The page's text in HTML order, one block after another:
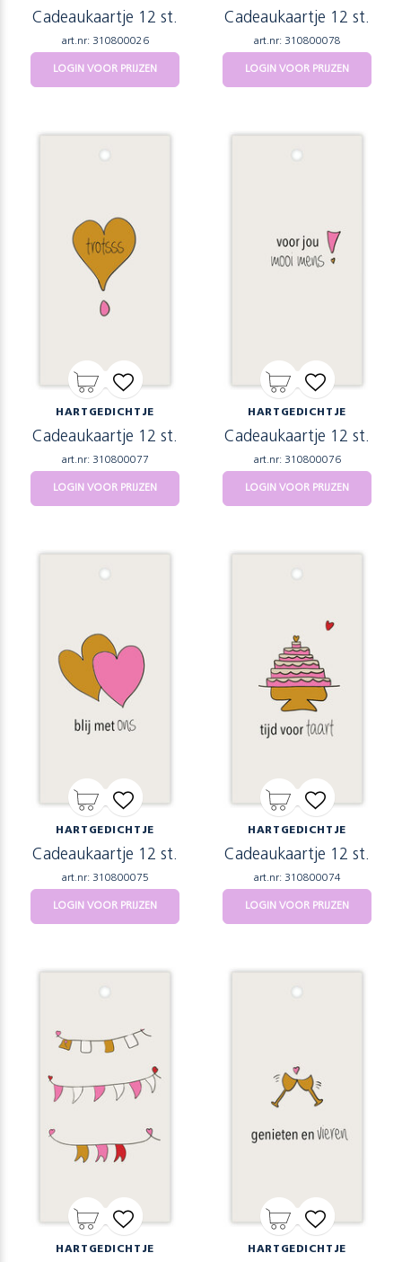
Cadeaukaartje 12 st.
art.nr: 310800026
LOGIN VOOR PRIJZEN
Cadeaukaartje 12 st.
art.nr: 310800078
LOGIN VOOR PRIJZEN
HARTGEDICHTJE
Cadeaukaartje 12 st.
art.nr: 310800077
LOGIN VOOR PRIJZEN
HARTGEDICHTJE
Cadeaukaartje 12 st.
art.nr: 310800076
LOGIN VOOR PRIJZEN
HARTGEDICHTJE
Cadeaukaartje 12 st.
art.nr: 310800075
LOGIN VOOR PRIJZEN
HARTGEDICHTJE
Cadeaukaartje 12 st.
art.nr: 310800074
LOGIN VOOR PRIJZEN
HARTGEDICHTJE HARTGEDICHTJE